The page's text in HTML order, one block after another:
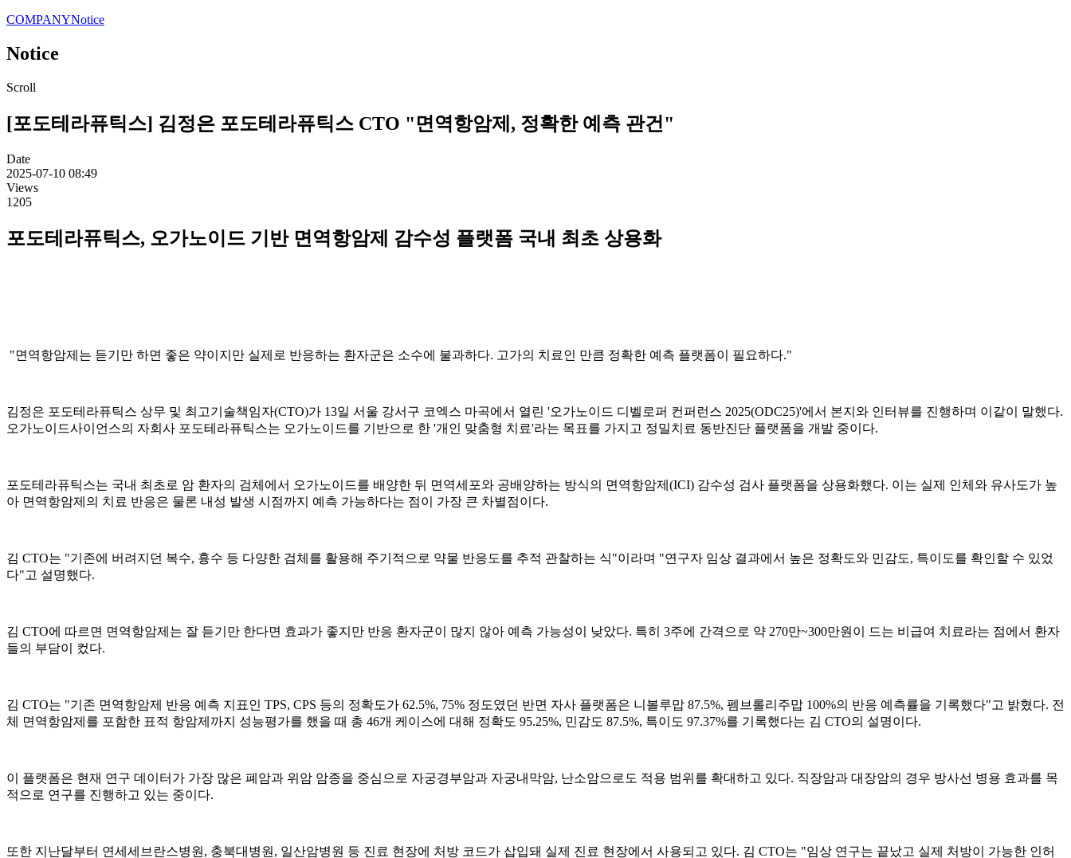
COMPANYNotice
Notice
Scroll
[포도테라퓨틱스] 김정은 포도테라퓨틱스 CTO "면역항암제, 정확한 예측 관건"
Date
2025-07-10 08:49
Views
1205
포도테라퓨틱스, 오가노이드 기반 면역항암제 감수성 플랫폼 국내 최초 상용화
"면역항암제는 듣기만 하면 좋은 약이지만 실제로 반응하는 환자군은 소수에 불과하다. 고가의 치료인 만큼 정확한 예측 플랫폼이 필요하다."
김정은 포도테라퓨틱스 상무 및 최고기술책임자(CTO)가 13일 서울 강서구 코엑스 마곡에서 열린 '오가노이드 디벨로퍼 컨퍼런스 2025(ODC25)'에서 본지와 인터뷰를 진행하며 이같이 말했다.
오가노이드사이언스의 자회사 포도테라퓨틱스는 오가노이드를 기반으로 한 '개인 맞춤형 치료'라는 목표를 가지고 정밀치료 동반진단 플랫폼을 개발 중이다.
포도테라퓨틱스는 국내 최초로 암 환자의 검체에서 오가노이드를 배양한 뒤 면역세포와 공배양하는 방식의 면역항암제(ICI) 감수성 검사 플랫폼을 상용화했다. 이는 실제 인체와 유사도가 높
아 면역항암제의 치료 반응은 물론 내성 발생 시점까지 예측 가능하다는 점이 가장 큰 차별점이다.
김 CTO는 "기존에 버려지던 복수, 흉수 등 다양한 검체를 활용해 주기적으로 약물 반응도를 추적 관찰하는 식"이라며 "연구자 임상 결과에서 높은 정확도와 민감도, 특이도를 확인할 수 있었
다"고 설명했다.
김 CTO에 따르면 면역항암제는 잘 듣기만 한다면 효과가 좋지만 반응 환자군이 많지 않아 예측 가능성이 낮았다. 특히 3주에 간격으로 약 270만~300만원이 드는 비급여 치료라는 점에서 환자
들의 부담이 컸다.
김 CTO는 "기존 면역항암제 반응 예측 지표인 TPS, CPS 등의 정확도가 62.5%, 75% 정도였던 반면 자사 플랫폼은 니볼루맙 87.5%, 펨브롤리주맙 100%의 반응 예측률을 기록했다"고 밝혔다. 전
체 면역항암제를 포함한 표적 항암제까지 성능평가를 했을 때 총 46개 케이스에 대해 정확도 95.25%, 민감도 87.5%, 특이도 97.37%를 기록했다는 김 CTO의 설명이다.
이 플랫폼은 현재 연구 데이터가 가장 많은 폐암과 위암 암종을 중심으로 자궁경부암과 자궁내막암, 난소암으로도 적용 범위를 확대하고 있다. 직장암과 대장암의 경우 방사선 병용 효과를 목
적으로 연구를 진행하고 있는 중이다.
또한 지난달부터 연세세브란스병원, 충북대병원, 일산암병원 등 진료 현장에 처방 코드가 삽입돼 실제 진료 현장에서 사용되고 있다. 김 CTO는 "임상 연구는 끝났고 실제 처방이 가능한 인허